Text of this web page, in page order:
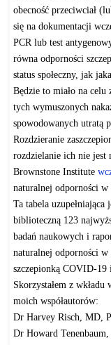
obecność przeciwciał
się na dokumentacji
PCR lub test
równa odporności
status społeczny, jak
Będzie to miało na celu
tych wymuszonych
spowodowanych utratą
Rozdzieranie
rozdzielanie ich nie jest
Brownstone Institute
naturalnej odporności
Ta tabela
biblioteczną 123
badań naukowych i
naturalnej odporności w
szczepionką COVID-19
Skorzystałem z wkładu
moich współautorów:
Dr Harvey Risch, MD,
Dr Howard